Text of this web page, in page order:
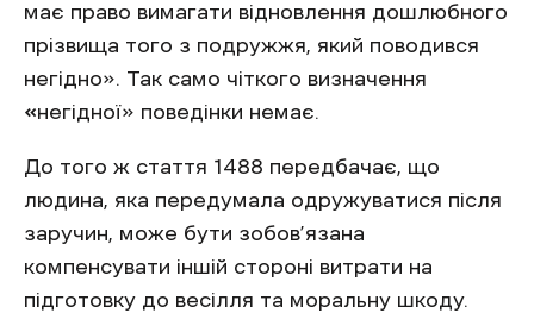
має право вимагати відновлення дошлюбного
прізвища того з подружжя, який поводився
негідно». Так само чіткого визначення
«негідної» поведінки немає.
До того ж стаття 1488 передбачає, що
людина, яка передумала одружуватися після
заручин, може бути зобов’язана
компенсувати іншій стороні витрати на
підготовку до весілля та моральну шкоду.